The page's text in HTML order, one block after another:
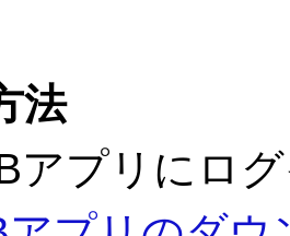
法
アプリにロ